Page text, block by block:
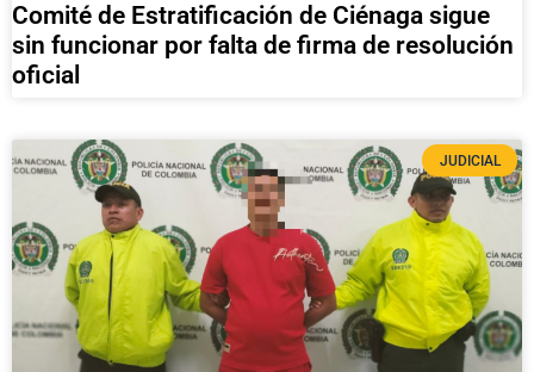
Comité de Estratificación de Ciénaga sigue
sin funcionar por falta de firma de resolución
oficial
JUDICIAL